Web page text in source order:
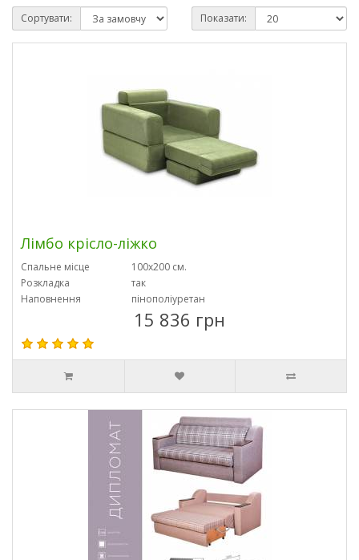
Сортувати: Показати:
Лімбо крісло-ліжко
Спальне місце
100х200 см.
Розкладка
так
Наповнення
пінополіуретан
15 836 грн